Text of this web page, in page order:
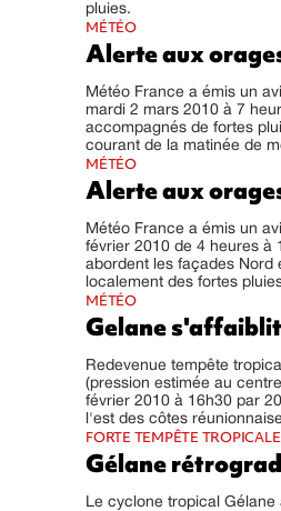
pluies.
MÉTÉO
Alerte aux
Météo France a émis un
mardi 2 mars 2010 à 7
accompagnés de fortes
courant de la matinée de
MÉTÉO
Alerte aux
Météo France a émis un
février 2010 de 4 heures à
abordent les façades Nord
localement des fortes
MÉTÉO
Gelane
Redevenue tempête
(pression estimée au
février 2010 à 16h30 par
l'est des côtes
FORTE TEMPÊTE
Gélane
Le cyclone tropical